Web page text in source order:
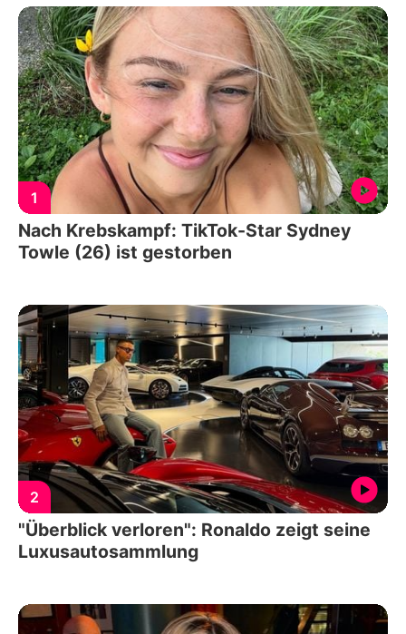
1
Nach Krebskampf: TikTok-Star Sydney
Towle (26) ist gestorben
2
"Überblick verloren": Ronaldo zeigt seine
Luxusautosammlung